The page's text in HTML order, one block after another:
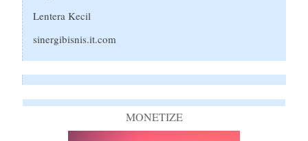
Lentera Kecil
sinergibisnis.it.com
MONETIZE